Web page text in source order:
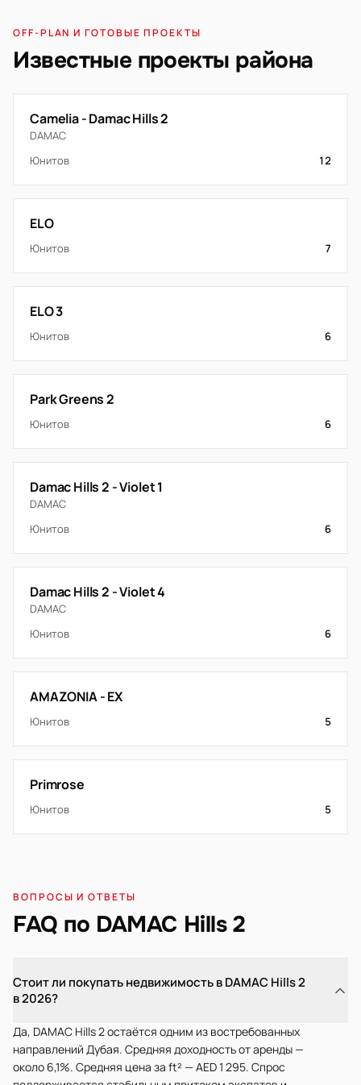
OFF-PLAN И ГОТОВЫЕ ПРОЕКТЫ
Известные проекты района
Camelia - Damac Hills 2
DAMAC
Юнитов
12
ELO
Юнитов 7
ELO 3
Юнитов 6
Park Greens 2
Юнитов 6
Damac Hills 2 - Violet 1
DAMAC
Юнитов
6
Damac Hills 2 - Violet 4
DAMAC
Юнитов
6
AMAZONIA - EX
Юнитов 5
Primrose
Юнитов 5
ВОПРОСЫ И ОТВЕТЫ
FAQ по DAMAC Hills 2
Стоит ли покупать недвижимость в DAMAC Hills 2
в 2026?
Да, DAMAC Hills 2 остаётся одним из востребованных
направлений Дубая. Средняя доходность от аренды —
около 6,1%. Средняя цена за ft² — AED 1 295. Спрос